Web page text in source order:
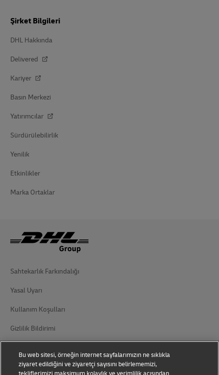
Şirket Bilgileri
DHL Hakkında
Delivered
Kariyer
Basın Merkezi
Yatırımcılar
Sürdürülebilirlik
Yenilik
Etkinlikler
Marka Ortaklar
Sahtekarlık Farkındalığı
Yasal Uyarı
Kullanım Koşulları
Gizlilik Bildirimi
Ek Bilgiler
Bu web sitesi, örneğin internet sayfalarımızın ne sıklıkla
ziyaret edildiğini ve ziyaretçi sayısını belirlememizi,